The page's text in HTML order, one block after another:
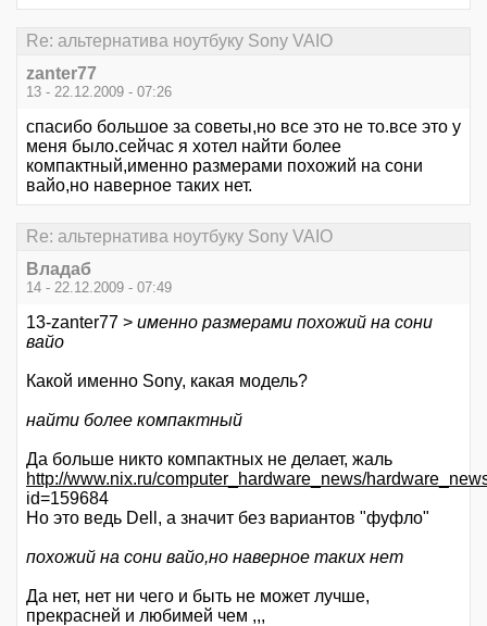
Re: альтернатива ноутбуку Sony VAIO
zanter77
13 - 22.12.2009 - 07:26
спасибо большое за советы,но все это не то.все это у
меня было.сейчас я хотел найти более
компактный,именно размерами похожий на сони
вайо,но наверное таких нет.
Re: альтернатива ноутбуку Sony VAIO
Владаб
14 - 22.12.2009 - 07:49
13-zanter77 > именно размерами похожий на сони
вайо
Какой именно Sony, какая модель?
найти более компактный
Да больше никто компактных не делает, жаль
http://www.nix.ru/computer_hardware_news/
id=159684
Но это ведь Dell, а значит без вариантов "фуфло"
похожий на сони вайо,но наверное таких нет
Да нет, нет ни чего и быть не может лучше,
прекрасней и любимей чем ,,,